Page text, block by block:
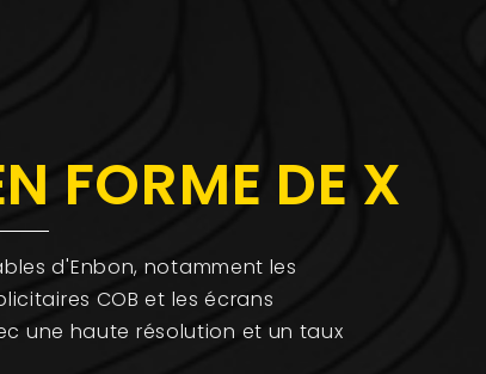
FORME DE X
d'Enbon, notamment les
COB et les écrans
une haute résolution et un taux